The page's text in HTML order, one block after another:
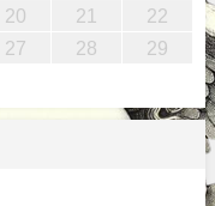
20 21
22
27 28
29